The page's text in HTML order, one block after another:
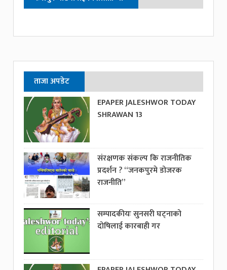
ताजा अपडेट
EPAPER JALESHWOR TODAY
SHRAWAN 13
संरक्षणक संकल्प कि राजनीतिक
प्रदर्शन ? “जनकपुरमे डोजरक
राजनीति”
सम्पादकीयः सुनसरी घट्नाको
दोषिलाई कारबाही गर